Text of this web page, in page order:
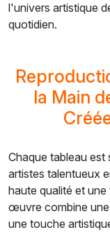
l'univers artistique
quotidien.
la Main
Chaque tableau est
artistes talentueux
haute qualité et
œuvre combine
une touche